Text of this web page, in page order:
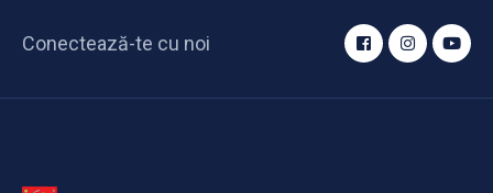
Conectează-te cu noi